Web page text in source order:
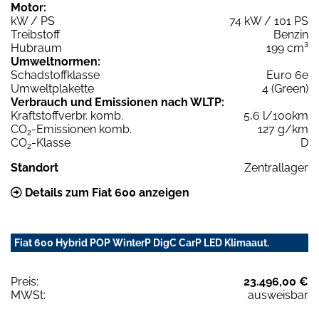
Motor:
kW / PS
74 kW / 101 PS
Treibstoff
Benzin
Hubraum
199 cm³
Umweltnormen:
Schadstoffklasse
Euro 6e
Umweltplakette
4 (Green)
Verbrauch und Emissionen nach WLTP:
Kraftstoffverbr. komb.
5,6 l/100km
CO2-Emissionen komb.
127 g/km
CO2-Klasse
D
Standort
Zentrallager
Details zum Fiat 600 anzeigen
Fiat 600 Hybrid POP WinterP DigC CarP LED Klimaaut.
Preis:
23.496,00 €
MWSt:
ausweisbar